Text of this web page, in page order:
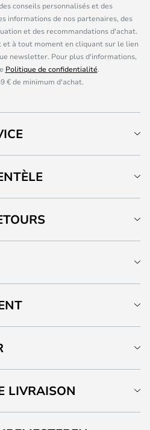
conseils personnalisés et des
informations de nos partenaires, des
et des recommandations d'achat.
et à tout moment en cliquant sur le lien
newsletter. Pour plus d'informations,
Politique de confidentialité.
€ de minimum d'achat.
LIVRAISON